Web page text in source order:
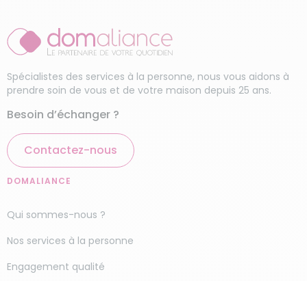
Je demande mon devis en ligne gratuitement et
laissez-vous accompagner dans vos démarches
par le responsable d’agence. Faites confiance à
des femmes de ménages rigoureuses et
compétentes à Bourges pour le nettoyage
irréprochable de votre logement.
Vous recherchez un
service d’aide au
ménage et repassage à
Bourges (18000) ?
Votre femme de ménage peut intervenir partout
Ménage haut de gamme
Spécialistes des services à la personne, nous vous aidons à
prendre soin de vous et de votre maison depuis 25 ans.
Besoin d’échanger ?
Contactez-nous
DOMALIANCE
Qui sommes-nous ?
Nos services à la personne
Engagement qualité